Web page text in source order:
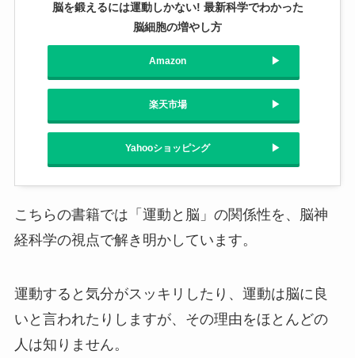
脳を鍛えるには運動しかない! 最新科学でわかった
脳細胞の増やし方
Amazon
楽天市場
Yahooショッピング
こちらの書籍では「運動と脳」の関係性を、脳神
経科学の視点で解き明かしています。
運動すると気分がスッキリしたり、運動は脳に良
いと言われたりしますが、その理由をほとんどの
人は知りません。